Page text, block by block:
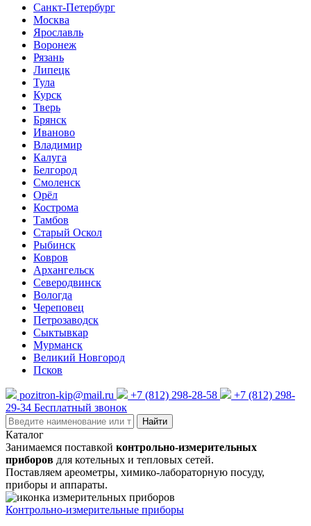
Санкт-Петербург
Москва
Ярославль
Воронеж
Рязань
Липецк
Тула
Курск
Тверь
Брянск
Иваново
Владимир
Калуга
Белгород
Смоленск
Орёл
Кострома
Тамбов
Старый Оскол
Рыбинск
Ковров
Архангельск
Северодвинск
Вологда
Череповец
Петрозаводск
Сыктывкар
Мурманск
Великий Новгород
Псков
pozitron-kip@mail.ru +7 (812) 298-28-58
+7 (812) 298-
29-34 Бесплатный звонок
Найти
Каталог
Занимаемся поставкой контрольно-измерительных
приборов для котельных и тепловых сетей.
Поставляем ареометры, химико-лабораторную посуду,
приборы и аппараты.
Контрольно-измерительные приборы